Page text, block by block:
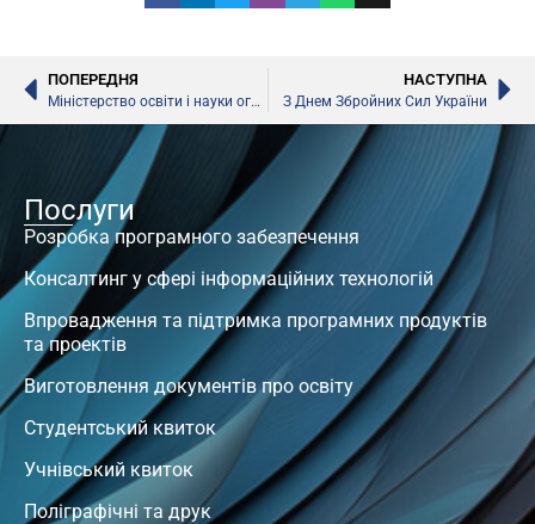
ПОПЕРЕДНЯ
Міністерство освіти і науки оголосило новий набір фахівців для участі в освітніх реформах
НАСТУПНА
З Днем Збройних Сил України
Послуги
Розробка програмного забезпечення
Консалтинг у сфері інформаційних технологій
Впровадження та підтримка програмних продуктів
та проектів
Виготовлення документів про освіту
Студентський квиток
Учнівський квиток
Поліграфічні та друк